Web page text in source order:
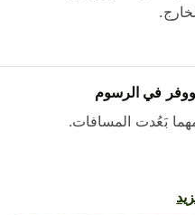
في الرسوم
بَعُدت المسافات.